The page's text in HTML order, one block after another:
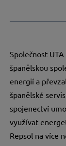
Společnost
španělskou
energií a
španělské
spojenectví
využívat
Repsol na více